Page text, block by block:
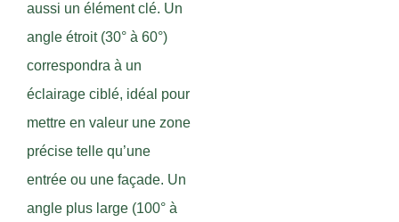
aussi un élément clé. Un
angle étroit (30° à 60°)
correspondra à un
éclairage ciblé, idéal pour
mettre en valeur une zone
précise telle qu’une
entrée ou une façade. Un
angle plus large (100° à